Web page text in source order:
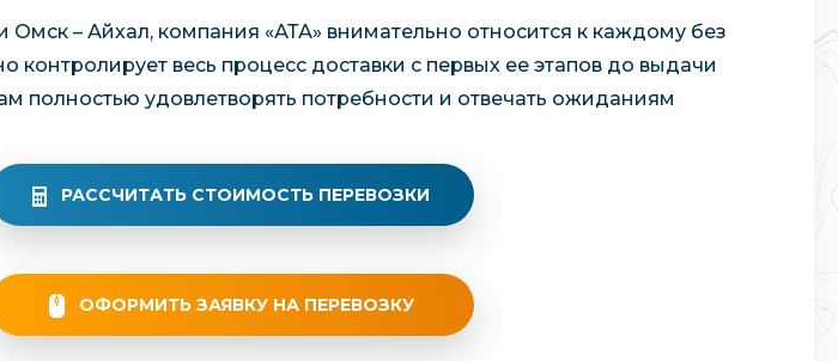
Омск – Айхал, компания «АТА» внимательно относится к каждому без
контролирует весь процесс доставки с первых ее этапов до выдачи
полностью удовлетворять потребности и отвечать ожиданиям
РАССЧИТАТЬ СТОИМОСТЬ ПЕРЕВОЗКИ
ОФОРМИТЬ ЗАЯВКУ НА ПЕРЕВОЗКУ